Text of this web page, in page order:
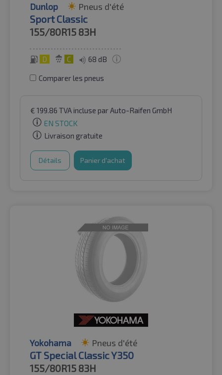
Dunlop Pneus d'été
Sport Classic
155/80R15 83H
D C 68 dB
Comparer les pneus
€ 199.86 TVA incluse par Auto-Raifen GmbH
EN STOCK
Livraison gratuite
Détails Panier d'achat
Yokohama Pneus d'été
GT Special Classic Y350
155/80R15 83H